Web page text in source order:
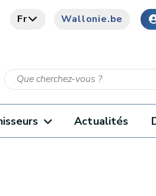
Fr Wallonie.be
Actualités